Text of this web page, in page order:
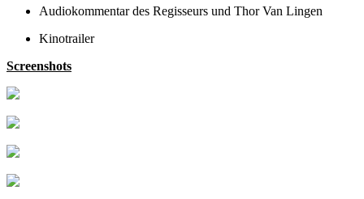
Audiokommentar des Regisseurs und Thor Van Lingen
Kinotrailer
Screenshots